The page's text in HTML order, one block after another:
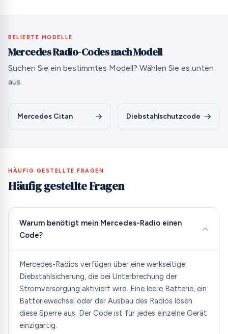
BELIEBTE MODELLE
Mercedes Radio-Codes nach Modell
Suchen Sie ein bestimmtes Modell? Wählen Sie es unten
aus.
Mercedes Citan Diebstahlschutzcode
HÄUFIG GESTELLTE FRAGEN
Häufig gestellte Fragen
Warum benötigt mein Mercedes-Radio einen
Code?
Mercedes-Radios verfügen über eine werkseitige
Diebstahlsicherung, die bei Unterbrechung der
Stromversorgung aktiviert wird. Eine leere Batterie, ein
Batteriewechsel oder der Ausbau des Radios lösen
diese Sperre aus. Der Code ist für jedes einzelne Gerät
einzigartig.